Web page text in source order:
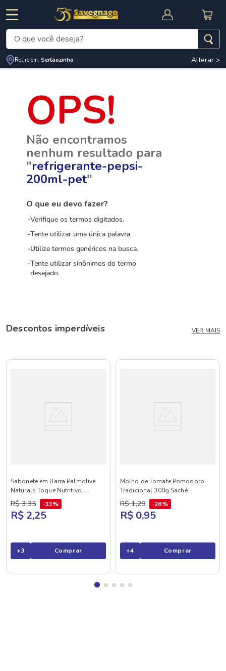
CUPOM DE DESCONTO
O que você deseja?
Retire em: Sertãozinho Alterar >
Não encontramos
nenhum resultado para
"refrigerante-pepsi-
200ml-pet"
O que eu devo fazer?
Verifique os termos digitados.
Tente utilizar uma única palavra.
Utilize termos genéricos na busca.
Tente utilizar sinônimos do termo
desejado.
Descontos imperdíveis VER MAIS
Sabonete em Barra Palmolive
Naturals Toque Nutritivo
Framboesa e Amora 85g
R$ 3,35 33%
R$ 2,25
+3 Comprar
Molho de Tomate Pomodoro
Tradicional 300g Sachê
R$ 1,29 26%
R$ 0,95
+4 Comprar
Termos mais buscados
cafe
cerveja
carne
arroz